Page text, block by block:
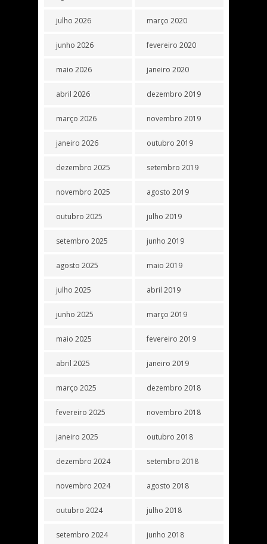
julho 2026
junho 2026
maio 2026
abril 2026
março 2026
janeiro 2026
dezembro 2025
novembro 2025
outubro 2025
setembro 2025
agosto 2025
julho 2025
junho 2025
maio 2025
abril 2025
março 2025
fevereiro 2025
janeiro 2025
dezembro 2024
novembro 2024
outubro 2024
setembro 2024
março 2020
fevereiro 2020
janeiro 2020
dezembro 2019
novembro 2019
outubro 2019
setembro 2019
agosto 2019
julho 2019
junho 2019
maio 2019
abril 2019
março 2019
fevereiro 2019
janeiro 2019
dezembro 2018
novembro 2018
outubro 2018
setembro 2018
agosto 2018
julho 2018
junho 2018